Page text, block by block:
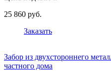
25 860 руб.
Заказать
Забор из двухстороннего
частного дома